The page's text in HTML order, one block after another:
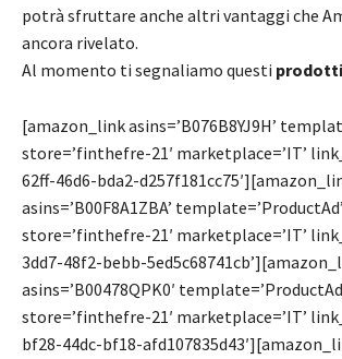
potrà sfruttare anche altri vantaggi che
ancora rivelato.
Al momento ti segnaliamo questi
[amazon_link asins=’B076B8YJ9H’
store=’finthefre-21′ marketplace=’IT’
62ff-46d6-bda2-
asins=’B00F8A1ZBA’ template=’ProductAd’
store=’finthefre-21′ marketplace=’IT’
3dd7-48f2-bebb-
asins=’B00478QPK0′
store=’finthefre-21′ marketplace=’IT’
bf28-44dc-bf18-